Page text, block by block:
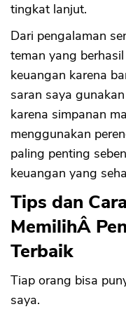
tingkat lanjut.
Dari pengalaman
teman yang
keuangan karena
saran saya
karena simpanan
menggunakan
paling penting
keuangan yang
Tips dan Cara
MemilihÂ
Terbaik
Tiap orang bisa
saya.